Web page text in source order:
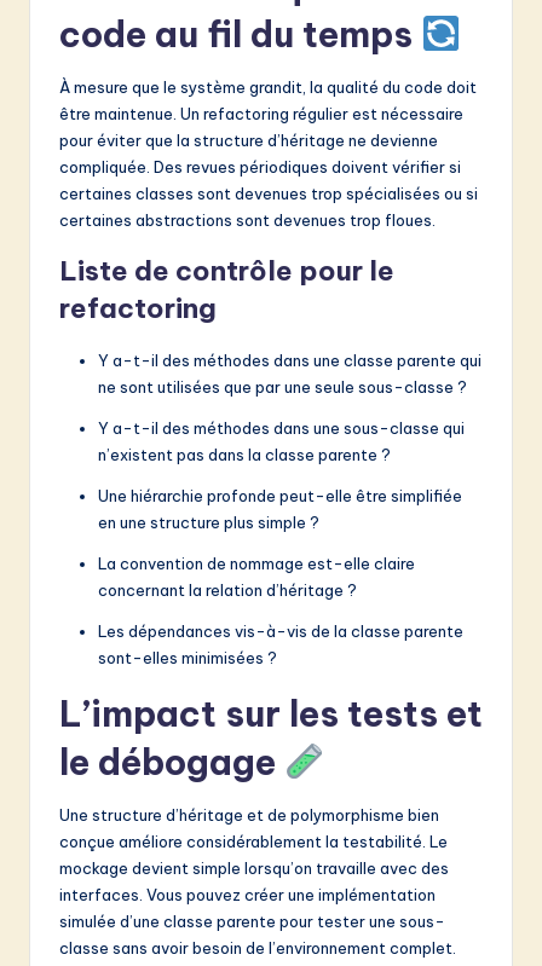
code au fil du temps
À mesure que le système grandit, la qualité du code doit
être maintenue. Un refactoring régulier est nécessaire
pour éviter que la structure d’héritage ne devienne
compliquée. Des revues périodiques doivent vérifier si
certaines classes sont devenues trop spécialisées ou si
certaines abstractions sont devenues trop floues.
Liste de contrôle pour le
refactoring
Y a-t-il des méthodes dans une classe parente qui
ne sont utilisées que par une seule sous-classe ?
Y a-t-il des méthodes dans une sous-classe qui
n’existent pas dans la classe parente ?
Une hiérarchie profonde peut-elle être simplifiée
en une structure plus simple ?
La convention de nommage est-elle claire
concernant la relation d’héritage ?
Les dépendances vis-à-vis de la classe parente
sont-elles minimisées ?
L’impact sur les tests et
le débogage
Une structure d’héritage et de polymorphisme bien
conçue améliore considérablement la testabilité. Le
mockage devient simple lorsqu’on travaille avec des
interfaces. Vous pouvez créer une implémentation
simulée d’une classe parente pour tester une sous-
classe sans avoir besoin de l’environnement complet.